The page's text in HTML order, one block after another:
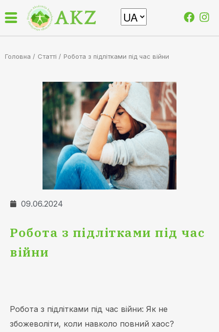
Головна / Статті / Робота з підлітками під час війни
09.06.2024
Робота з підлітками під час
війни
Робота з підлітками під час війни: Як не
збожеволіти, коли навколо повний хаос?